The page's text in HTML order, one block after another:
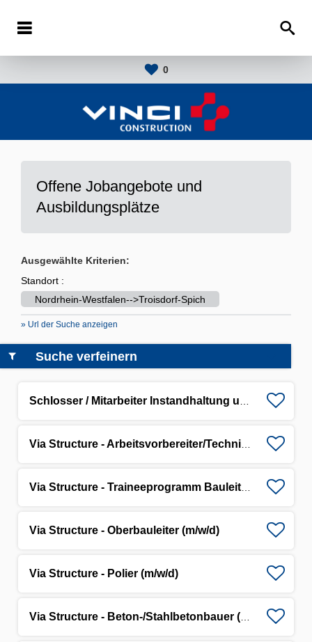
0
Offene Jobangebote und
Ausbildungsplätze
Ausgewählte Kriterien:
Standort :
Nordrhein-Westfalen-->Troisdorf-Spich
» Url der Suche anzeigen
Via Structure - Oberbauleiter (m/w/d)
Via Structure - Polier (m/w/d)
Suche verfeinern